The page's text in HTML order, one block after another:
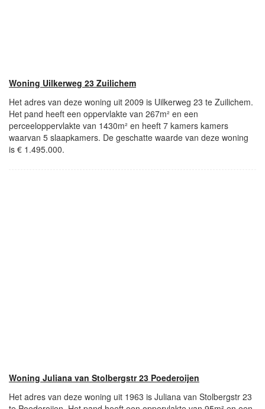
Woning Uilkerweg 23 Zuilichem
Het adres van deze woning uit 2009 is Uilkerweg 23 te Zuilichem.
Het pand heeft een oppervlakte van 267m² en een
perceeloppervlakte van 1430m² en heeft 7 kamers kamers
waarvan 5 slaapkamers. De geschatte waarde van deze woning
is € 1.495.000.
Woning Juliana van Stolbergstr 23 Poederoijen
Het adres van deze woning uit 1963 is Juliana van Stolbergstr 23